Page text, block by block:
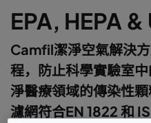
EPA, HEPA &
Camfil潔淨空氣解決
程，防止科學實驗室
淨醫療領域的傳染性
濾網符合EN 1822 和